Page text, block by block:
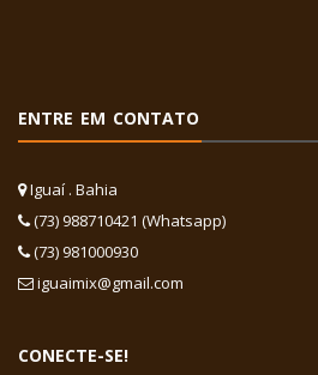
ENTRE EM CONTATO
Iguaí . Bahia
(73) 988710421 (Whatsapp)
(73) 981000930
iguaimix@gmail.com
CONECTE-SE!